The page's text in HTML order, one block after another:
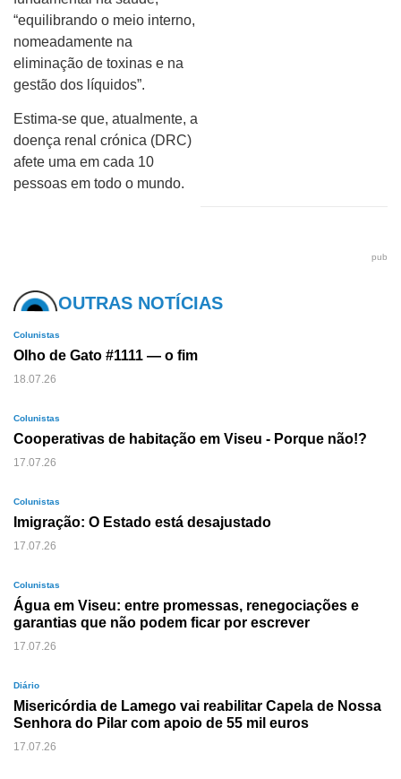
“equilibrando o meio interno,
nomeadamente na
eliminação de toxinas e na
gestão dos líquidos”.
Estima-se que, atualmente, a
doença renal crónica (DRC)
afete uma em cada 10
pessoas em todo o mundo.
pub
OUTRAS NOTÍCIAS
Colunistas
Olho de Gato #1111 — o fim
18.07.26
Colunistas
Cooperativas de habitação em Viseu - Porque não!?
17.07.26
Colunistas
Imigração: O Estado está desajustado
17.07.26
Colunistas
Água em Viseu: entre promessas, renegociações e
garantias que não podem ficar por escrever
17.07.26
Diário
Misericórdia de Lamego vai reabilitar Capela de Nossa
Senhora do Pilar com apoio de 55 mil euros
17.07.26